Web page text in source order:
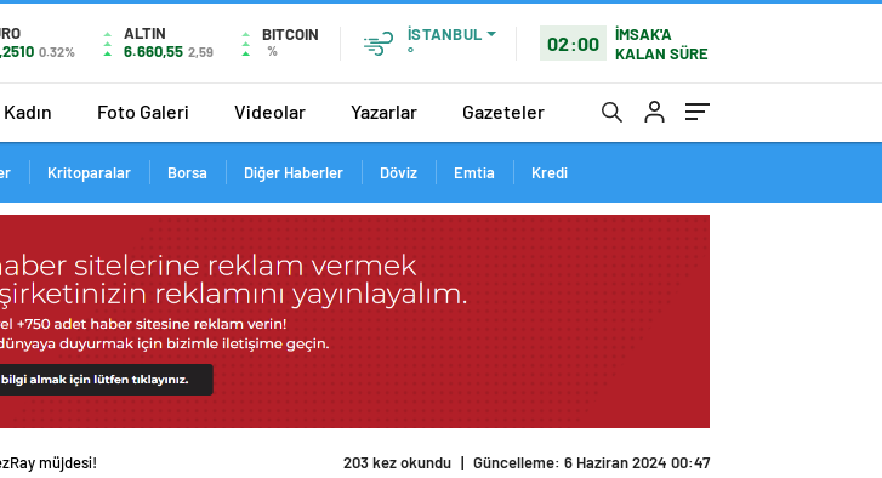
0.32%
ALTIN
6.660,55 2,59
BITCOIN
%
İSTANBUL
°
02:00
İMSAK'A
KALAN SÜRE
Kadın Foto Galeri Videolar Yazarlar Gazeteler
Kritoparalar Borsa Diğer Haberler Döviz Emtia Kredi
müjdesi! 203 kez okundu | Güncelleme: 6 Haziran 2024 00:47